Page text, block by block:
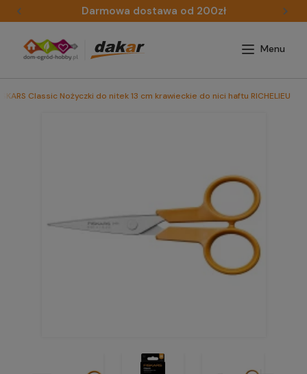
Darmowa dostawa od 200zł
Classic Nożyczki do nitek 13 cm krawieckie do nici haftu RICHELIEU